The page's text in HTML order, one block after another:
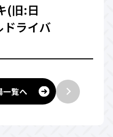
(旧:日
ライバ
一覧へ